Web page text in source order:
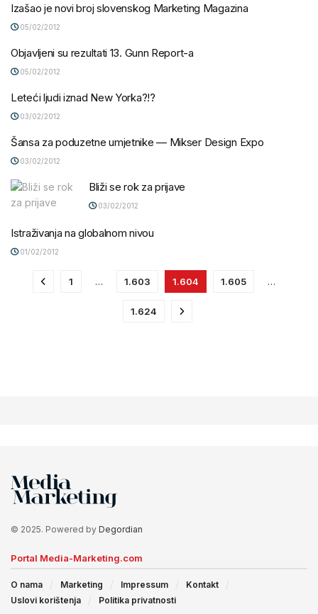
Izašao je novi broj slovenskog Marketing Magazina
05/02/2012
Objavljeni su rezultati 13. Gunn Report-a
05/02/2012
Leteći ljudi iznad New Yorka?!?
03/02/2012
Šansa za poduzetne umjetnike — Mikser Design Expo
03/02/2012
Bliži se rok za prijave
03/02/2012
Istraživanja na globalnom nivou
01/02/2012
1 … 1.603 1.604 1.605 …
1.624
© 2025. Powered by Degordian
Portal Media-Marketing.com
O nama Marketing Impressum
Kontakt
Uslovi korištenja
Politika privatnosti